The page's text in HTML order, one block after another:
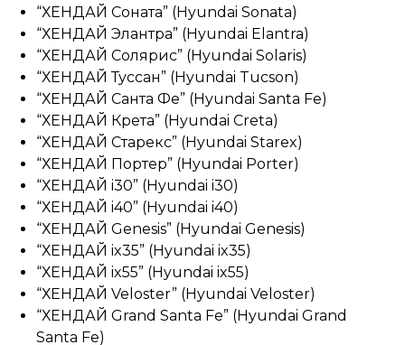
“ХЕНДАЙ Соната” (Hyundai Sonata)
“ХЕНДАЙ Элантра” (Hyundai Elantra)
“ХЕНДАЙ Солярис” (Hyundai Solaris)
“ХЕНДАЙ Туссан” (Hyundai Tucson)
“ХЕНДАЙ Санта Фе” (Hyundai Santa Fe)
“ХЕНДАЙ Крета” (Hyundai Creta)
“ХЕНДАЙ Старекс” (Hyundai Starex)
“ХЕНДАЙ Портер” (Hyundai Porter)
“ХЕНДАЙ i30” (Hyundai i30)
“ХЕНДАЙ i40” (Hyundai i40)
“ХЕНДАЙ Genesis” (Hyundai Genesis)
“ХЕНДАЙ ix35” (Hyundai ix35)
“ХЕНДАЙ ix55” (Hyundai ix55)
“ХЕНДАЙ Veloster” (Hyundai Veloster)
“ХЕНДАЙ Grand Santa Fe” (Hyundai Grand
Santa Fe)